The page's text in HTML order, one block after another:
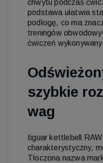
chwytu podczas
podstawa ułatwia
podłogę, co ma
treningów
ćwiczeń
szybkie
wag
tiguar kettlebell
charakterystyczny,
Tłoczona nazwa